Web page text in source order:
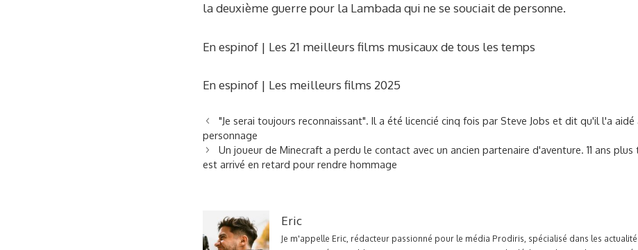
la deuxième guerre pour la Lambada qui ne se souciait de personne.
En espinof | Les 21 meilleurs films musicaux de tous les temps
En espinof | Les meilleurs films 2025
"Je serai toujours reconnaissant". Il a été licencié cinq fois par Steve Jobs et dit qu'il l'a aidé
personnage
Un joueur de Minecraft a perdu le contact avec un ancien partenaire d'aventure. 11 ans
est arrivé en retard pour rendre hommage
Eric
Je m'appelle Eric, rédacteur passionné pour le média Prodiris, spécialisé dans les